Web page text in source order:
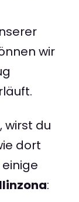
wir
wirst du
dort
: